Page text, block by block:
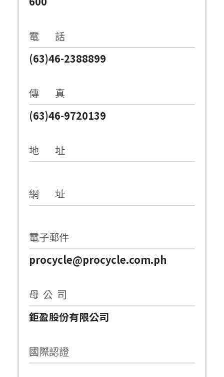
電 話
(63)46-2388899
傳 真
(63)46-9720139
地 址
網 址
電子郵件
procycle@procycle.com.ph
母 公 司
鉅盈股份有限公司
國際認證